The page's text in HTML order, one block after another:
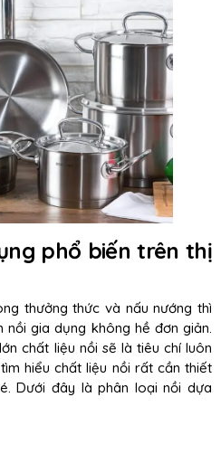
phổ biến trên thị
thưởng thức và nấu nướng thì
gia dụng không hề đơn giản.
chất liệu nồi sẽ là tiêu chí luôn
hiểu chất liệu nồi rất cần thiết
Dưới đây là phân loại nồi dựa